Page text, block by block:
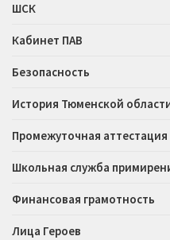
ШСК
Кабинет ПАВ
Безопасность
История Тюменской
Промежуточная аттестация
Школьная служба
Финансовая грамотность
Лица Героев